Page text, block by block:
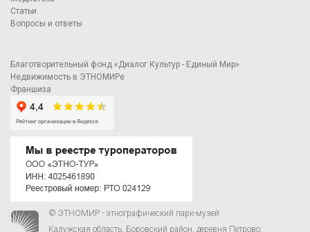
Статьи
Вопросы и ответы
Благотворительный фонд «Диалог Культур - Единый Мир»
Недвижимость в ЭТНОМИРе
Франшиза
© ЭТНОМИР - этнографический парк-музей
Калужская область, Боровский район, деревня Петрово.